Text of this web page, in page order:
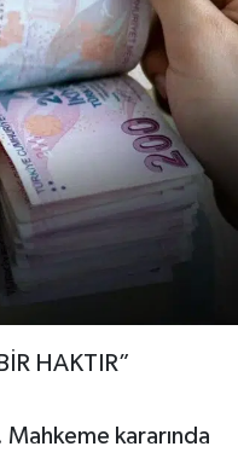
HAKTIR”
kararında